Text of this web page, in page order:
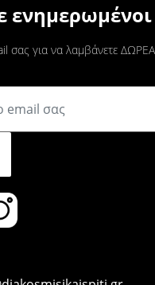
ενημερωμένοι
σας για να λαμβάνετε